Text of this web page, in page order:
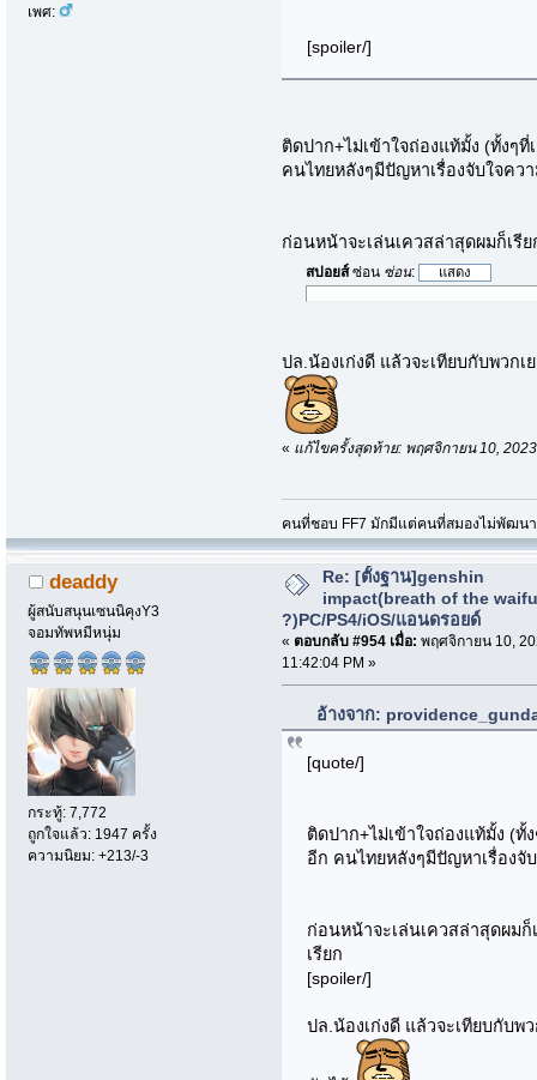
เพศ:
[spoiler/]
ติดปาก+ไม่เข้าใจถ่องแท้มั้ง (ทั้งๆ
คนไทยหลังๆมีปัญหาเรื่องจับใจคว
ก่อนหน้าจะเล่นเควสล่าสุดผมก็เรีย
สปอยส์ซ่อน ซ่อน:
ปล.น้องเก่งดี แล้วจะเทียบกับพวก
« แก้ไขครั้งสุดท้าย: พฤศจิกายน 10,
คนที่ชอบ FF7 มักมีแต่คนที่สมองไม่พัฒนา
deaddy
ผู้สนับสนุนเซนนิคุงY3
จอมทัพหมีหนุ่ม
กระทู้: 7,772
ถูกใจแล้ว: 1947 ครั้ง
ความนิยม: +213/-3
Re: [ตั้งฐาน]genshin
impact(breath of the waifu
?)PC/PS4/iOS/แอนดรอยด์
« ตอบกลับ #954 เมื่อ: พฤศจิกายน 10,
11:42:04 PM »
อ้างจาก:
[quote/]
ติดปาก+ไม่เข้าใจถ่องแท้มั้ง (ทั้
อีก คนไทยหลังๆมีปัญหาเรื่องจั
ก่อนหน้าจะเล่นเควสล่าสุดผมก็
เรียก
[spoiler/]
ปล.น้องเก่งดี แล้วจะเทียบกับพ